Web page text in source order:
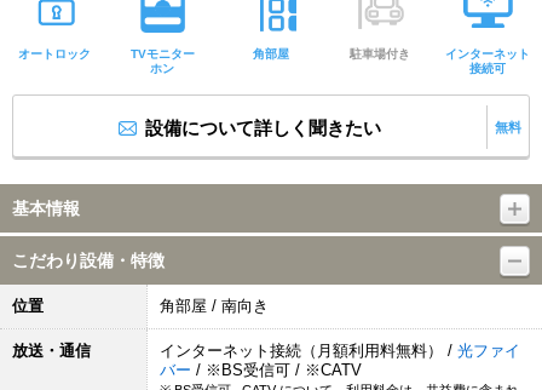
オートロック
TVモニター
ホン
角部屋 駐車場付き
インターネット
接続可
設備について詳しく聞きたい 無料
基本情報
こだわり設備・特徴
位置 角部屋 / 南向き
放送・通信 インターネット接続（月額利用料無料） / 光ファイ
バー / ※BS受信可 / ※CATV